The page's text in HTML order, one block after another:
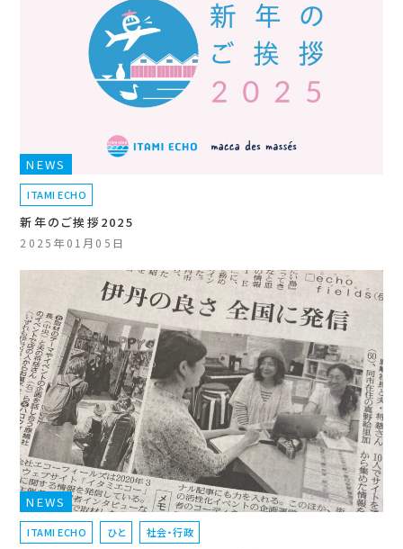
NEWS
ITAMI ECHO
新年のご挨拶2025
2025年01月05日
NEWS
ITAMI ECHO ひと 社会・行政